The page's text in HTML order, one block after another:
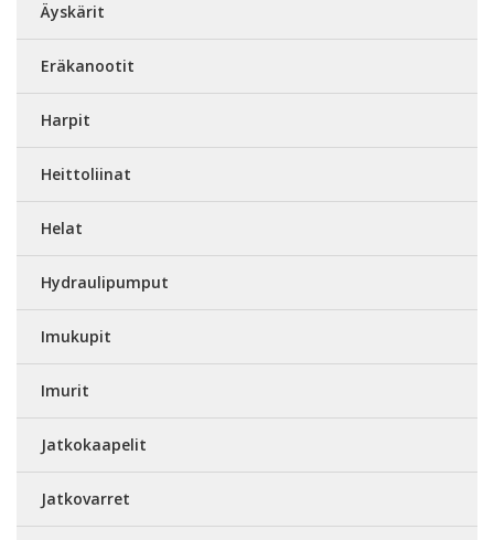
Äyskärit
Eräkanootit
Harpit
Heittoliinat
Helat
Hydraulipumput
Imukupit
Imurit
Jatkokaapelit
Jatkovarret